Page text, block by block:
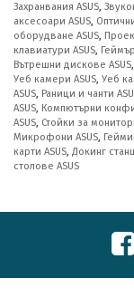
Захранвания ASUS,
аксесоари ASUS,
оборудване ASUS,
клавиатури ASUS,
Вътрешни дискове ASUS,
Уеб камери ASUS, Уеб
ASUS, Раници и чанти
ASUS, Компютърни
ASUS, Стойки за
Микрофони ASUS,
карти ASUS, Докинг
столове ASUS